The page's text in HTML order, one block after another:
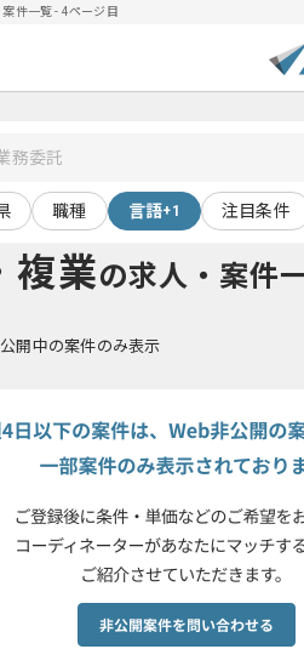
件一覧 - 4ページ目
職種 言語+1 注目条件
複業の求人・案件
公開中の案件のみ表示